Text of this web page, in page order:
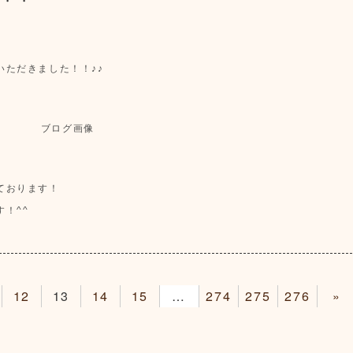
ただきました！！♪♪
ります！
！^^
12 13 14 15 16 274 275 276 »